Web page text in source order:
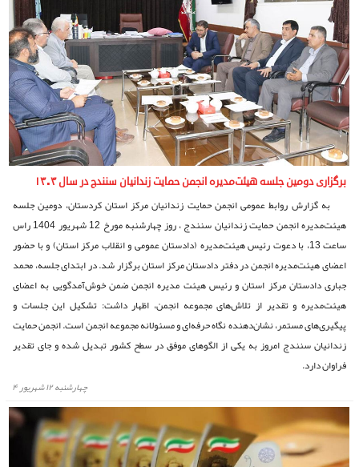
برگزاری دومین جلسه هیئت‌مدیره انجمن حمایت زندانیان سنندج در سال ۱۴۰۴
به گزارش روابط عمومی انجمن حمایت زندانیان مرکز استان کردستان، دومین جلسه
هیئت‌مدیره انجمن حمایت زندانیان سنندج ، روز چهارشنبه مورخ 12 شهریور 1404 راس
ساعت 13، با دعوت رئیس هیئت‌مدیره (دادستان عمومی و انقلاب مرکز استان) و با حضور
اعضای هیئت‌مدیره انجمن در دفتر دادستان مرکز استان برگزار شد. در ابتدای جلسه، محمد
جباری دادستان مرکز استان و رئیس هیئت مدیره انجمن ضمن خوش‌آمدگویی به اعضای
هیئت‌مدیره و تقدیر از تلاش‌های مجموعه انجمن، اظهار داشت: تشکیل این جلسات و
پیگیری‌های مستمر، نشان‌دهنده نگاه حرفه‌ای و مسئولانه مجموعه انجمن است. انجمن حمایت
زندانیان سنندج امروز به یکی از الگوهای موفق در سطح کشور تبدیل شده و جای تقدیر
فراوان دارد.
چهارشنبه ۱۲ شهریور ۴